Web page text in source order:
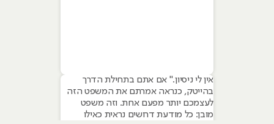
אין לי ניסיון." אם אתם בתחילת הדרך
בהייטק, כנראה אמרתם את המשפט הזה
לעצמכם יותר מפעם אחת. וזה משפט
מובן: כל מודעת דרושים נראית כאילו